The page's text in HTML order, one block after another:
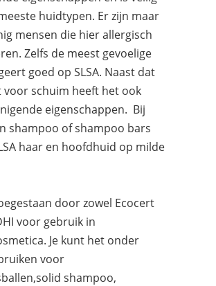
huidtypen. Er zijn maar
mensen die hier allergisch
Zelfs de meest gevoelige
goed op SLSA. Naast dat
voor schuim heeft het ook
eigenschappen. Bij
shampoo of shampoo bars
haar en hoofdhuid op milde
door zowel Ecocert
voor gebruik in
Je kunt het onder
voor
shampoo,